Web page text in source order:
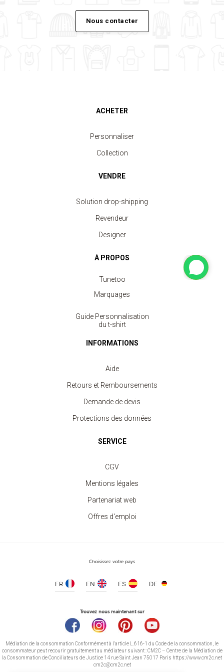
Débardeur Sport Femme
Nous contacter
ACHETER
Personnaliser
Collection
VENDRE
Solution drop-shipping
Revendeur
Designer
À PROPOS
Tunetoo
Marquages
Guide Personnalisation
du t-shirt
INFORMATIONS
Aide
Retours et Remboursements
Demande de devis
Protections des données
SERVICE
CGV
Mentions légales
Partenariat web
Offres d'emploi
Choisissez votre pays
FR EN ES DE
Trouvez nous maintenant sur
Médiation de la consommation Conformément à l’article L.616-1 du Code de la consommation, le
consommateur peut recourir gratuitement au médiateur suivant : CM2C – Centre de la Médiation de
la Consommation de Conciliateurs de Justice 14 rue Saint Jean 75017 Paris https://www.cm2c.net
cm2c@cm2c.net